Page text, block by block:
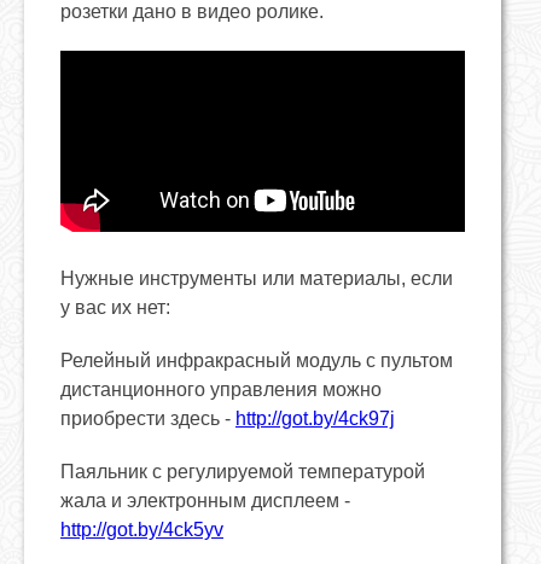
розетки дано в видео ролике.
Нужные инструменты или материалы, если
у вас их нет:
Релейный инфракрасный модуль с пультом
дистанционного управления можно
приобрести здесь - http://got.by/4ck97j
Паяльник с регулируемой температурой
жала и электронным дисплеем -
http://got.by/4ck5yv